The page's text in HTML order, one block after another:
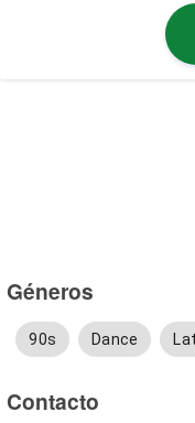
Géneros
90s Dance
Contacto